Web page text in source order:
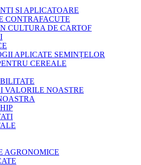
SI APLICATOARE
CONTRAFACUTE
CULTURA DE CARTOF
APLICATE SEMINȚELOR
CEREALE
VALORILE NOASTRE
AGRONOMICE